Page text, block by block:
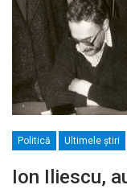
Politică Ultimele ştiri
Ion Iliescu,